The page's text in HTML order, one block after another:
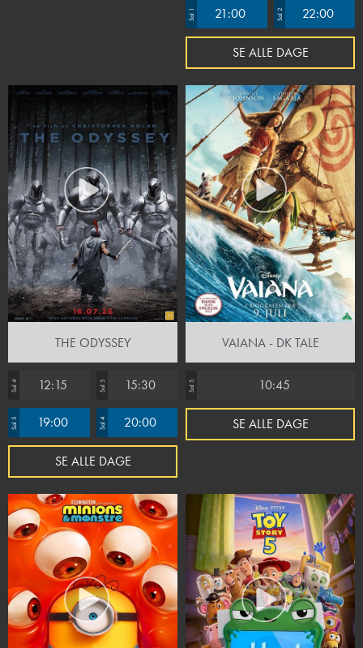
Sal 1 21:00 Sal 2 22:00
SE ALLE DAGE
THE ODYSSEY
Sal 4 12:15 Sal 5 15:30
Sal 5 19:00 Sal 4 20:00
SE ALLE DAGE
VAIANA - DK TALE
Sal 5 10:45
SE ALLE DAGE